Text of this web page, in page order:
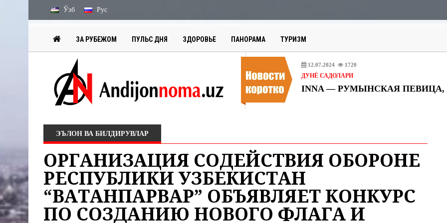
Ўзб Рус
ЗА РУБЕЖОМ ПУЛЬС ДНЯ ЗДОРОВЬЕ ПАНОРАМА ТУРИЗМ
07.06.2024 826
ДУНЁ САДОЛАРИ
12.07.2024 1229
07.06.2024 826
ДУНЁ САДОЛАРИ
12.07.2024 1720
ЭЪЛОН ВА БИЛДИРУВЛАР
ОРГАНИЗАЦИЯ СОДЕЙСТВИЯ ОБОРОНЕ
РЕСПУБЛИКИ УЗБЕКИСТАН
“ВАТАНПАРВАР” ОБЪЯВЛЯЕТ КОНКУРС
ПО СОЗДАНИЮ НОВОГО ФЛАГА И